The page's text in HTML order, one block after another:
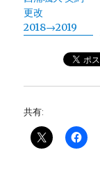
更改
2018→2019
共有: